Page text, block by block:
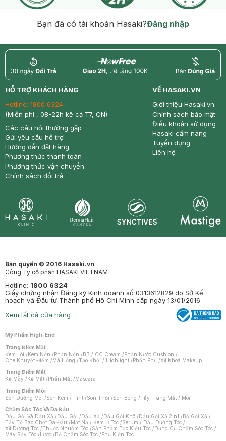
Bạn đã có tài khoản Hasaki?Đăng nhập
return nowfree price
HỖ TRỢ KHÁCH HÀNG
Hotline: 1800 6324
(Miễn phí , 08-22h kể cả T7, CN)
Các câu hỏi thường gặp
Gửi yêu cầu hỗ trợ
Hướng dẫn đặt hàng
Phương thức thanh toán
Phương thức vận chuyển
Chính sách đổi trả
VỀ HASAKI.VN
Giới thiệu Hasaki.vn
Chính sách bảo mật
Điều khoản sử dụng
Hasaki cẩm nang
Tuyển dụng
Liên hệ
Bản quyền © 2016 Hasaki.vn
Công Ty cổ phần HASAKI VIETNAM
Hotline: 1800 6324
Giấy chứng nhận Đăng ký Kinh doanh số 0313612829 do Sở Kế
hoạch và Đầu tư Thành phố Hồ Chí Minh cấp ngày 13/01/2016
Xem tất cả cửa hàng
Mỹ Phẩm High-End
Trang Điểm Mặt
Kem Lót /Kem Nền /Phấn Nền /BB / CC Cream /Phấn Nước Cushion /
Che Khuyết Điểm /Má Hồng /Tạo Khối / Highlight /Phấn Phủ /Xịt Khoá Makeup
Trang Điểm Mắt
Kẻ Mày /Kẻ Mắt /Phấn Mắt /Mascara
Trang Điểm Môi
Son Dưỡng Môi /Son Kem / Tint /Son Thỏi /Son Bóng /Tẩy Trang Mắt / Môi
Chăm Sóc Tóc Và Da Đầu
Dầu Gội Và Dầu Xả /Dầu Gội /Dầu Xả /Dầu Gội Khô /Dầu Gội Xả 2in1 /Bộ Gội Xả /
Tẩy Tế Bào Chết Da Đầu /Mặt Nạ / Kem Ủ Tóc /Serum / Dầu Dưỡng Tóc /
Xịt Dưỡng Tóc /Thuốc Nhuộm Tóc /Sản Phẩm Tạo Kiểu Tóc /Dụng Cụ Chăm Sóc Tóc /
Máy Sấy Tóc /Lược /Bộ Chăm Sóc Tóc /Phụ Kiện Tóc